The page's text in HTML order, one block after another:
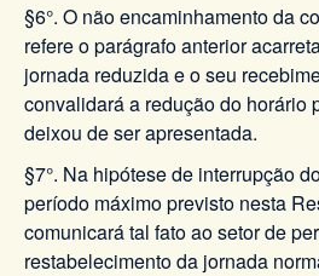
§6°. O não encaminhamento da
refere o parágrafo anterior
jornada reduzida e o seu
convalidará a redução do horário
deixou de ser apresentada.
§7°. Na hipótese de interrupção
período máximo previsto nesta
comunicará tal fato ao setor de
restabelecimento da jornada